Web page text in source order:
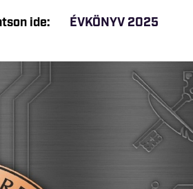
ide: ÉVKÖNYV 2025